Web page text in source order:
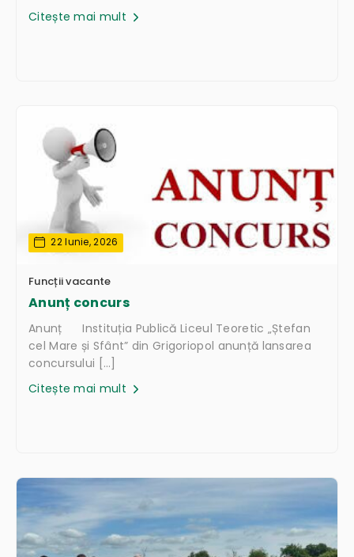
Citește mai mult
22 Iunie, 2026
Funcții vacante
Anunț concurs
Anunț Instituția Publică Liceul Teoretic „Ștefan
cel Mare și Sfânt” din Grigoriopol anunță lansarea
concursului […]
Citește mai mult